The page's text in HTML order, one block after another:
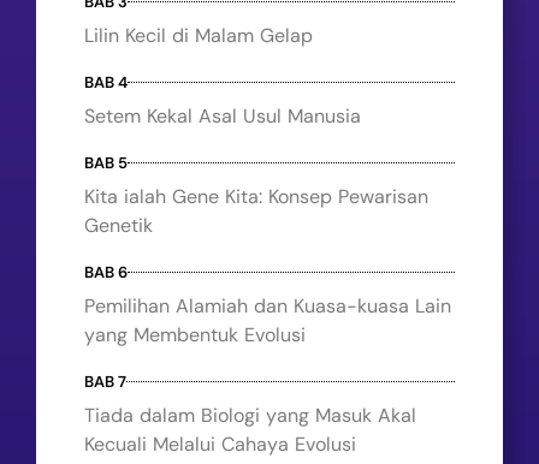
Lilin Kecil di Malam Gelap
BAB 4
Setem Kekal Asal Usul Manusia
BAB 5
Kita ialah Gene Kita: Konsep Pewarisan
Genetik
BAB 6
Pemilihan Alamiah dan Kuasa-kuasa Lain
yang Membentuk Evolusi
BAB 7
Tiada dalam Biologi yang Masuk Akal
Kecuali Melalui Cahaya Evolusi